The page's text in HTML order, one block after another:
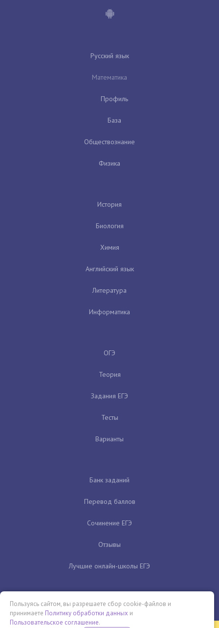
Русский язык
Математика
Профиль
База
Обществознание
Физика
История
Биология
Химия
Английский язык
Литература
Информатика
ОГЭ
Теория
Задания ЕГЭ
Тесты
Варианты
Банк заданий
Перевод баллов
Сочинение ЕГЭ
Отзывы
Лучшие онлайн-школы ЕГЭ
Пользуясь сайтом, вы разрешаете сбор cookie-файлов и
принимаете Политику обработки данных и
Пользовательское соглашение.